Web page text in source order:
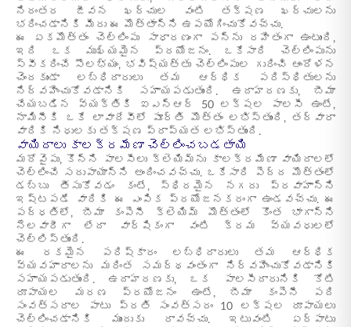
నిరంతర జీవన ఖర్చుల వంటి తక్షణ ఖర్చులను
భరించడానికి మీరు ఈ మొత్తాన్ని ఉపయోగించుకోవచ్చు.
ఈ ఏకమొత్తం చెల్లింపు సాధారణంగా పన్ను రహితంగా ఉంటుంది,
ఇది ఒక ముఖ్యమైన ప్రయోజనం. ఒకేసారి చెల్లింపును
స్వీకరించే సౌలభ్యం, భవిష్యత్తు చెల్లింపుల గురించి ఆందోళన
చెందకుండా లబ్ధిదారులు తమ ఆర్థిక పరిస్థితులను
నిర్వహించుకోవడానికి సహాయపడుతుంది. ఉదాహరణకు, బీమా
చేయబడిన వ్యక్తికి ఐఎన్ఆర్ 50 లక్షల పాలసీ ఉంటే,
నామినీకి ఒకే లావాదేవీలో పూర్తి మొత్తం లభిస్తుంది, తద్వారా
వారికి నిధులకు తక్షణ ప్రాప్యత లభిస్తుంది.
వాయిదాలు కాలక్రమేణా చెల్లించబడతాయి
మరోవైపు, కొన్ని పాలసీలు క్లెయిమ్‌ను కాలక్రమేణా వాయిదాలలో
చెల్లించే సదుపాయాన్ని అందించవచ్చు. ఒకేసారి పెద్ద మొత్తంలో
డబ్బు తీసుకోవడం కంటే, స్థిరమైన నగదు ప్రవాహాన్ని
ఇష్టపడే వారికి ఈ ఎంపిక ప్రయోజనకరంగా ఉండవచ్చు. ఈ
పద్ధతిలో, బీమా కంపెనీ క్లెయిమ్ మొత్తంలో కొంత భాగాన్ని
నెలవారీగా లేదా వార్షికంగా వంటి క్రమ వ్యవధులలో
చెల్లిస్తుంది.
ఈ రకమైన పరిష్కారం లబ్ధిదారులు తమ ఆర్థిక
వ్యవహారాలను మరింత సమర్థవంతంగా నిర్వహించుకోవడానికి
సహాయపడుతుంది. ఉదాహరణకు, ఒక పాలసీదారునికి కోటి
రూపాయల మరణ ప్రయోజనం ఉంటే, బీమా కంపెనీ పది
సంవత్సరాల పాటు ప్రతి సంవత్సరం 10 లక్షల రూపాయలు
చెల్లించడానికి ముందుకు రావచ్చు. ఇటువంటి ఏర్పాటు